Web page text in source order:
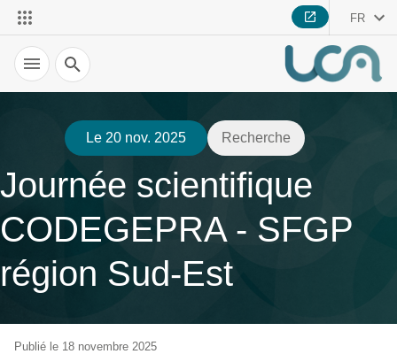
FR
Recherche
Le 20 nov. 2025 Recherche
Journée scientifique
CODEGEPRA - SFGP
région Sud-Est
Publié le 18 novembre 2025